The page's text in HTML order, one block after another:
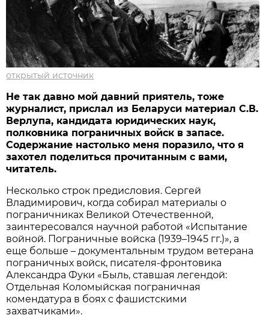
открытый источник
Не так давно мой давний приятель, тоже
журналист, прислал из Беларуси материал С.В.
Верлупа, кандидата юридических наук,
полковника пограничных войск в запасе.
Содержание настолько меня поразило, что я
захотел поделиться прочитанным с вами,
читатель.
Несколько строк предисловия. Сергей
Владимирович, когда собирал материалы о
пограничниках Великой Отечественной,
заинтересовался научной работой «Испытание
войной. Пограничные войска (1939–1945 гг.)», а
еще больше – документальным трудом ветерана
пограничных войск, писателя-фронтовика
Александра Фуки «Быль, ставшая легендой:
Отдельная Коломыйская пограничная
комендатура в боях с фашистскими
захватчиками».